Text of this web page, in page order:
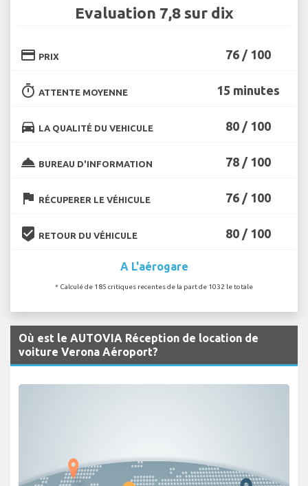
Evaluation 7,8 sur dix
credit_card PRIX 76 / 100
timer ATTENTE MOYENNE 15 minutes
directions_car LA QUALITÉ DU VEHICULE 80 / 100
room_service BUREAU D'INFORMATION 78 / 100
flag RÉCUPERER LE VÉHICULE 76 / 100
beenhere RETOUR DU VÉHICULE 80 / 100
A L'aérogare
* Calculé de 185 critiques recentes de la part de 1032 le totale
Où est le AUTOVIA Réception de location de
voiture Verona Aéroport?